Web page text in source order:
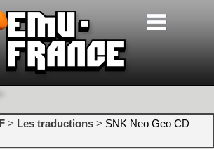
> Les traductions > SNK Neo Geo CD